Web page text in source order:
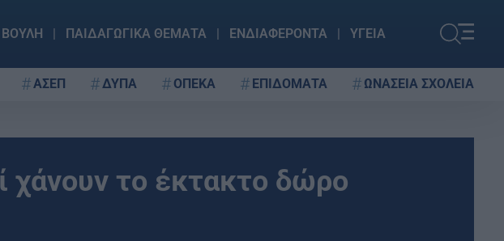
ΒΟΥΛΗ ΠΑΙΔΑΓΩΓΙΚΑ ΘΕΜΑΤΑ ΕΝΔΙΑΦΕΡΟΝΤΑ ΥΓΕΙΑ
ΑΣΕΠ ΔΥΠΑ ΟΠΕΚΑ ΕΠΙΔΟΜΑΤΑ ΩΝΑΣΕΙΑ ΣΧΟΛΕΙΑ
χάνουν το έκτακτο δώρο